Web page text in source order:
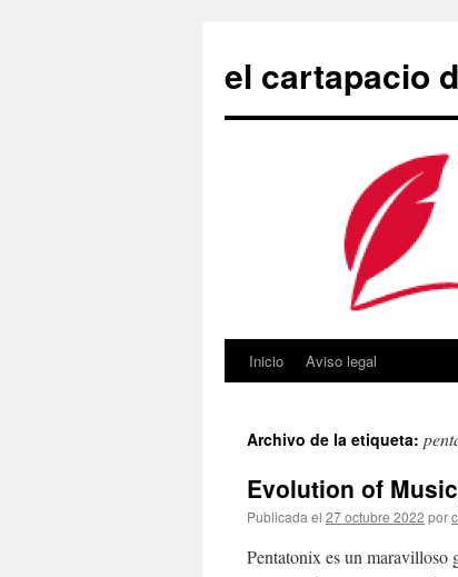
contenido
el cartapacio
Inicio Aviso legal
Archivo de la etiqueta:
Evolution of
Publicada el 27 octubre 2022 por
Pentatonix es un maravilloso